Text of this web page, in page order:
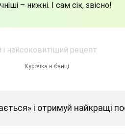
– нижні. І сам сік, звісно!
Курочка в банці
і отримуй найкращі